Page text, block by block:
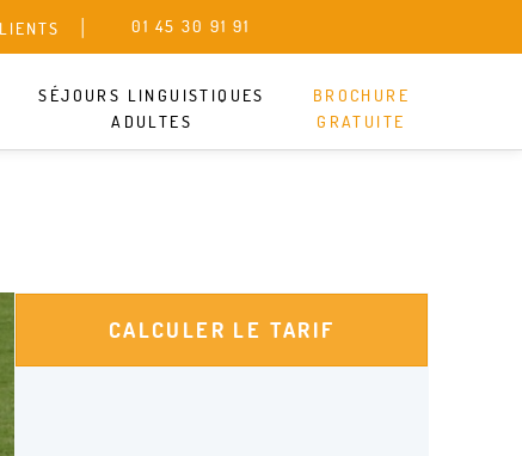
01 45 30 91 91
SÉJOURS LINGUISTIQUES
ADULTES
BROCHURE
GRATUITE
ENGAGEMENT
CALCULER LE TARIF